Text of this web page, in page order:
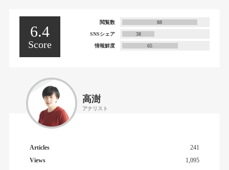
6.4
Score
閲覧数 88
SNSシェア 38
情報鮮度 65
高澍
アナリスト
Articles
241
Views
1,095